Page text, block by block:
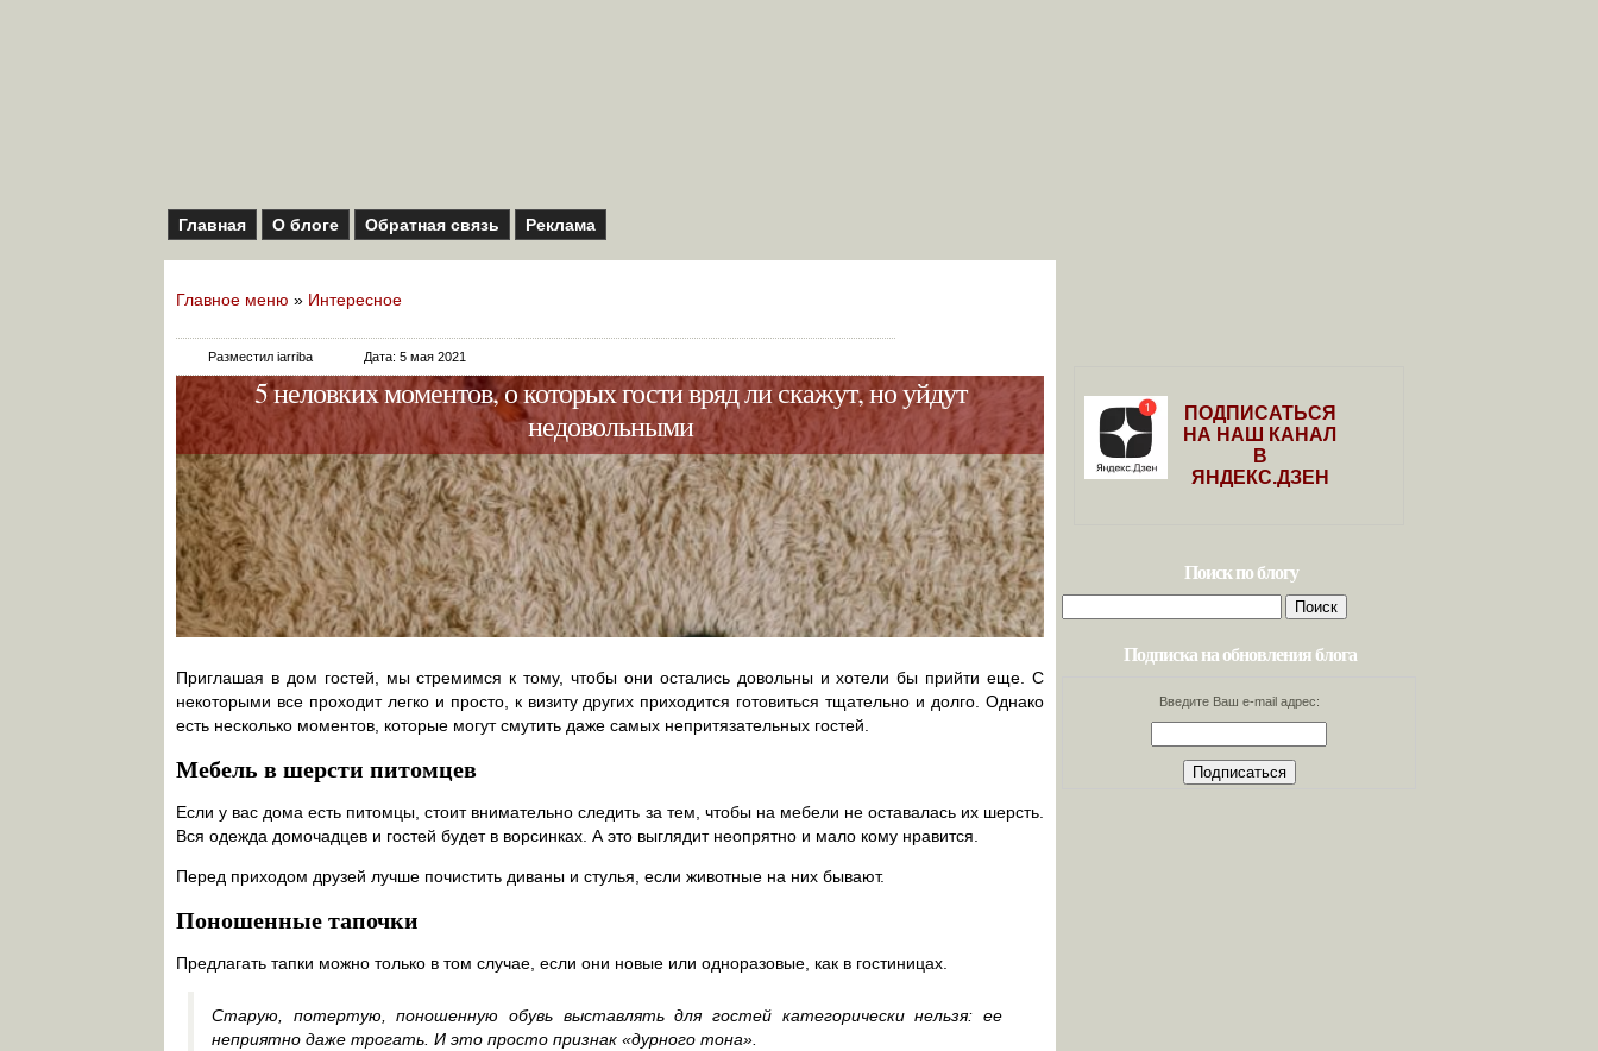
Главная О блоге Обратная связь Реклама
Главное меню » Интересное
Разместил iarriba Дата: 5 мая 2021
5 неловких моментов, о которых гости вряд ли скажут, но уйдут
недовольными
Приглашая в дом гостей, мы стремимся к тому, чтобы они остались довольны и хотели бы прийти еще. С
некоторыми все проходит легко и просто, к визиту других приходится готовиться тщательно и долго. Однако
есть несколько моментов, которые могут смутить даже самых непритязательных гостей.
Мебель в шерсти питомцев
Если у вас дома есть питомцы, стоит внимательно следить за тем, чтобы на мебели не оставалась их шерсть.
Вся одежда домочадцев и гостей будет в ворсинках. А это выглядит неопрятно и мало кому нравится.
Перед приходом друзей лучше почистить диваны и стулья, если животные на них бывают.
Поношенные тапочки
Предлагать тапки можно только в том случае, если они новые или одноразовые, как в гостиницах.
Старую, потертую, поношенную обувь выставлять для гостей категорически нельзя: ее
неприятно даже трогать. И это просто признак «дурного тона».
ПОДПИСАТЬСЯ
НА НАШ КАНАЛ
В
ЯНДЕКС.ДЗЕН
Поиск по блогу
Найти:
Подписка на обновления блога
Введите Ваш e-mail адрес: